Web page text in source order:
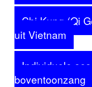
Chi Kung (Qi
uit Vietnam
Individuele
boventoonzang